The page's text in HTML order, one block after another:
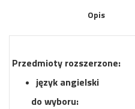
Opis
Przedmioty rozszerzone:
język angielski
do wyboru: